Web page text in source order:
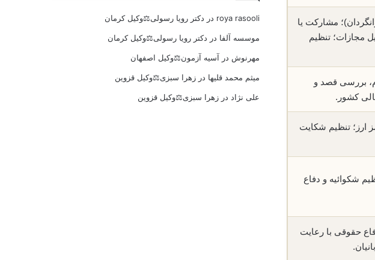
مشارکت یا
مجازات؛ تنظیم
بررسی قصد و
کشور.
ارز؛ تنظیم شکایت
شکوائیه و دفاع
حقوقی با رعایت
roya rasooli در دکتر رویا رسولی⚖️وکیل کرمان
موسسه آلفا در دکتر رویا رسولی⚖️وکیل کرمان
مهرنوش در آسیه آزمون⚖️وکیل اصفهان
میثم محمد قلیها درزهرا سبزی⚖️وکیل قزوین
علی نژاد درزهرا سبزی⚖️وکیل قزوین